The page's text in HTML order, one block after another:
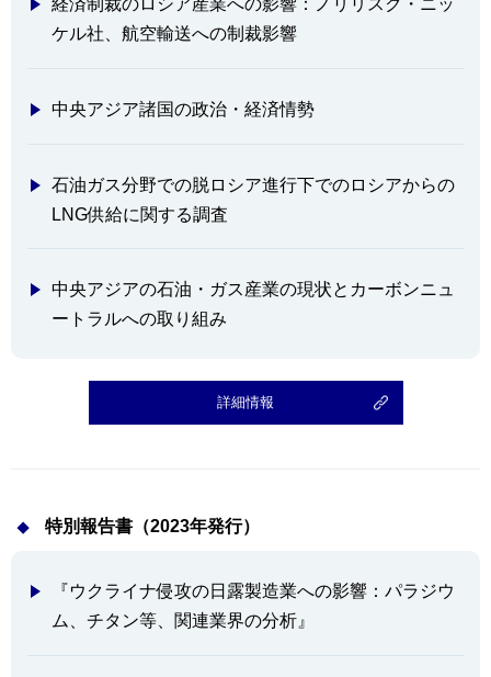
経済制裁のロシア産業への影響：ノリリスク・ニッ
ケル社、航空輸送への制裁影響
中央アジア諸国の政治・経済情勢
石油ガス分野での脱ロシア進行下でのロシアからの
LNG供給に関する調査
中央アジアの石油・ガス産業の現状とカーボンニュ
ートラルへの取り組み
詳細情報
特別報告書（2023年発行）
『ウクライナ侵攻の日露製造業への影響：パラジウ
ム、チタン等、関連業界の分析』